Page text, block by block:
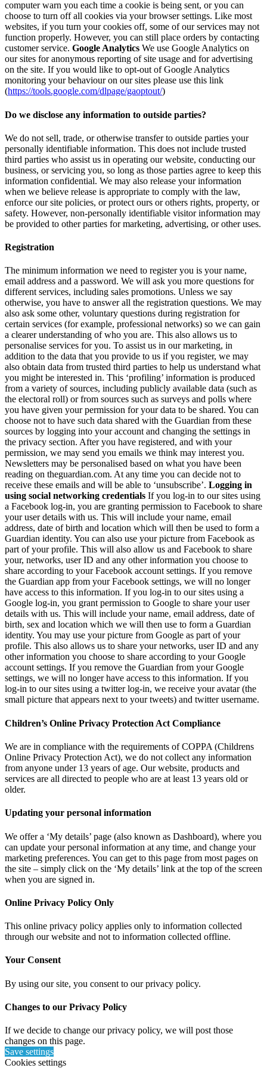
computer warn you each time a cookie is being sent, or you can
choose to turn off all cookies via your browser settings. Like most
websites, if you turn your cookies off, some of our services may not
function properly. However, you can still place orders by contacting
customer service. Google Analytics We use Google Analytics on
our sites for anonymous reporting of site usage and for advertising
on the site. If you would like to opt-out of Google Analytics
monitoring your behaviour on our sites please use this link
(https://tools.google.com/dlpage/gaoptout/)
Do we disclose any information to outside parties?
We do not sell, trade, or otherwise transfer to outside parties your
personally identifiable information. This does not include trusted
third parties who assist us in operating our website, conducting our
business, or servicing you, so long as those parties agree to keep this
information confidential. We may also release your information
when we believe release is appropriate to comply with the law,
enforce our site policies, or protect ours or others rights, property, or
safety. However, non-personally identifiable visitor information may
be provided to other parties for marketing, advertising, or other uses.
Registration
The minimum information we need to register you is your name,
email address and a password. We will ask you more questions for
different services, including sales promotions. Unless we say
otherwise, you have to answer all the registration questions. We may
also ask some other, voluntary questions during registration for
certain services (for example, professional networks) so we can gain
a clearer understanding of who you are. This also allows us to
personalise services for you. To assist us in our marketing, in
addition to the data that you provide to us if you register, we may
also obtain data from trusted third parties to help us understand what
you might be interested in. This ‘profiling’ information is produced
from a variety of sources, including publicly available data (such as
the electoral roll) or from sources such as surveys and polls where
you have given your permission for your data to be shared. You can
choose not to have such data shared with the Guardian from these
sources by logging into your account and changing the settings in
the privacy section. After you have registered, and with your
permission, we may send you emails we think may interest you.
Newsletters may be personalised based on what you have been
reading on theguardian.com. At any time you can decide not to
receive these emails and will be able to ‘unsubscribe’. Logging in
using social networking credentials If you log-in to our sites using
a Facebook log-in, you are granting permission to Facebook to share
your user details with us. This will include your name, email
address, date of birth and location which will then be used to form a
Guardian identity. You can also use your picture from Facebook as
part of your profile. This will also allow us and Facebook to share
your, networks, user ID and any other information you choose to
share according to your Facebook account settings. If you remove
the Guardian app from your Facebook settings, we will no longer
have access to this information. If you log-in to our sites using a
Google log-in, you grant permission to Google to share your user
details with us. This will include your name, email address, date of
birth, sex and location which we will then use to form a Guardian
identity. You may use your picture from Google as part of your
profile. This also allows us to share your networks, user ID and any
other information you choose to share according to your Google
account settings. If you remove the Guardian from your Google
settings, we will no longer have access to this information. If you
log-in to our sites using a twitter log-in, we receive your avatar (the
small picture that appears next to your tweets) and twitter username.
Children’s Online Privacy Protection Act Compliance
We are in compliance with the requirements of COPPA (Childrens
Online Privacy Protection Act), we do not collect any information
from anyone under 13 years of age. Our website, products and
services are all directed to people who are at least 13 years old or
older.
Updating your personal information
We offer a ‘My details’ page (also known as Dashboard), where you
can update your personal information at any time, and change your
marketing preferences. You can get to this page from most pages on
the site – simply click on the ‘My details’ link at the top of the screen
when you are signed in.
Online Privacy Policy Only
This online privacy policy applies only to information collected
through our website and not to information collected offline.
Your Consent
By using our site, you consent to our privacy policy.
Changes to our Privacy Policy
If we decide to change our privacy policy, we will post those
changes on this page.
Save settings
Cookies settings